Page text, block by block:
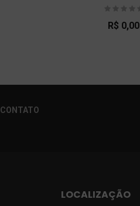
R$ 0,00
CONTATO
LOCALIZAÇÃO